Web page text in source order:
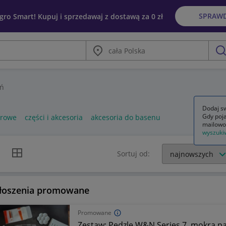
Smart! Kupuj i sprzedawaj z dostawą za 0 zł
Miasto
części i akcesoria akcesoria do basenu
listy
Widok siatki Sortuj od:
promowane
Promowane
Dodaj
Gdy